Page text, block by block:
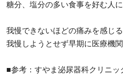
糖分、塩分の多い食事を好む人
我慢できないほどの痛みを感じ
我慢しようとせず早期に医療機
■参考：すやま泌尿器科クリニッ